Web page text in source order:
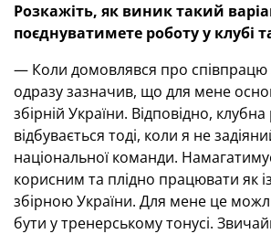
Розкажіть, як виник такий
поєднуватимете роботу у клубі
— Коли домовлявся про співпрацю
одразу зазначив, що для мене
збірній України. Відповідно,
відбувається тоді, коли я не
національної команди.
корисним та плідно працювати як із
збірною України. Для мене це
бути у тренерському тонусі.